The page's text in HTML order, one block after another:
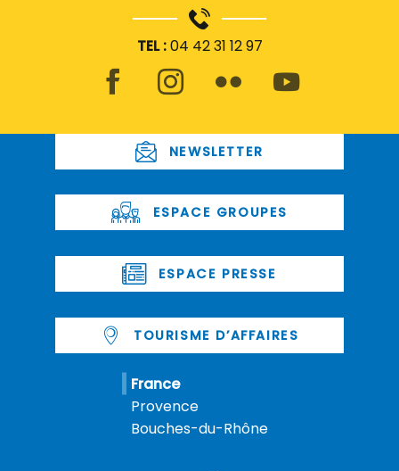
TEL :04 42 31 12 97
NEWSLETTER
ESPACE GROUPES
ESPACE PRESSE
TOURISME D’AFFAIRES
France
Provence
Bouches-du-Rhône